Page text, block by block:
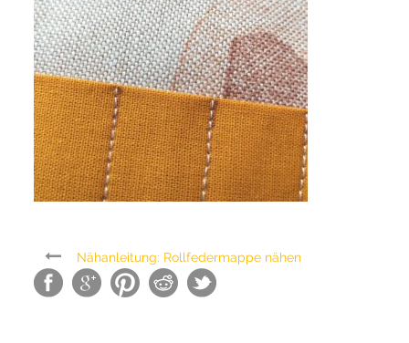
Nähanleitung: Rollfedermappe nähen